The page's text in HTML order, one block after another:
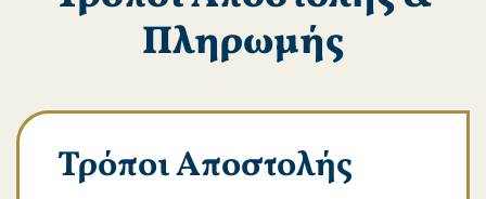
Πληρωμής
Τρόποι Αποστολής